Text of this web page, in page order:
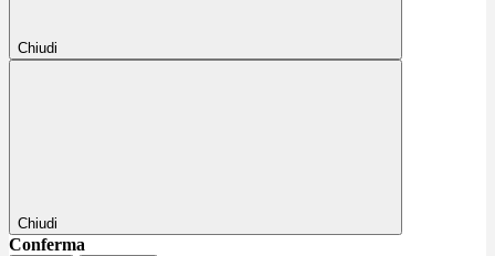
Chiudi
Chiudi
Conferma